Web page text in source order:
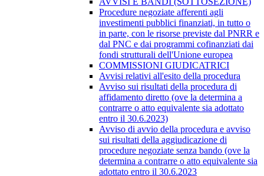
Procedure negoziate afferenti agli
investimenti pubblici finanziati, in tutto o
in parte, con le risorse previste dal PNRR e
dal PNC e dai programmi cofinanziati dai
fondi strutturali dell'Unione europea
COMMISSIONI GIUDICATRICI
Avvisi relativi all'esito della procedura
Avviso sui risultati della procedura di
affidamento diretto (ove la determina a
contrarre o atto equivalente sia adottato
entro il 30.6.2023)
Avviso di avvio della procedura e avviso
sui risultati della aggiudicazione di
procedure negoziate senza bando (ove la
determina a contrarre o atto equivalente sia
adottato entro il 30.6.2023